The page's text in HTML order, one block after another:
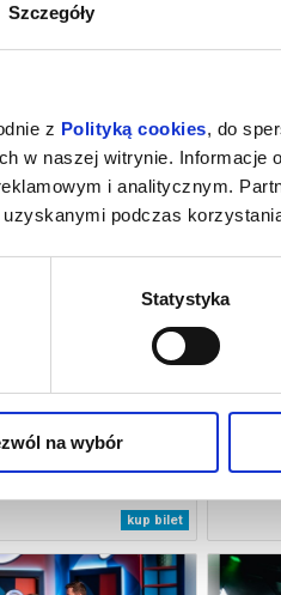
Szczegóły
z Polityką cookies, do
w naszej witrynie.
i analitycznym.
podczas
Statystyka
na wybór
REPLAY
kup bilet